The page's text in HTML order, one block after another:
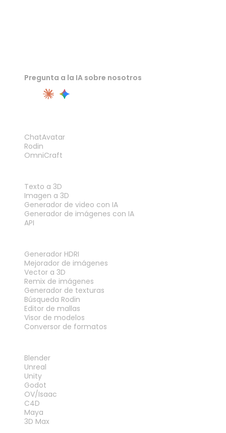
Pregunta a la IA sobre nosotros
ChatAvatar
Rodin
OmniCraft
Texto a 3D
Imagen a 3D
Generador de video con IA
Generador de imágenes con IA
API
Generador HDRI
Mejorador de imágenes
Vector a 3D
Remix de imágenes
Generador de texturas
Búsqueda Rodin
Editor de mallas
Visor de modelos
Conversor de formatos
Blender
Unreal
Unity
Godot
OV/Isaac
C4D
Maya
3D Max